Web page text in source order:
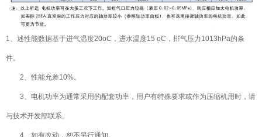
1 、述性能数据基于进气温度20oC，进水温度15 oC，排气压力1013hPa的条
件。
2、性能允差10%。
3、电机功率为通常采用的配套功率，用户有特殊要求或作为压缩机用时，请
与技术开发部联系。
4、如有改动，恕不另行通知。